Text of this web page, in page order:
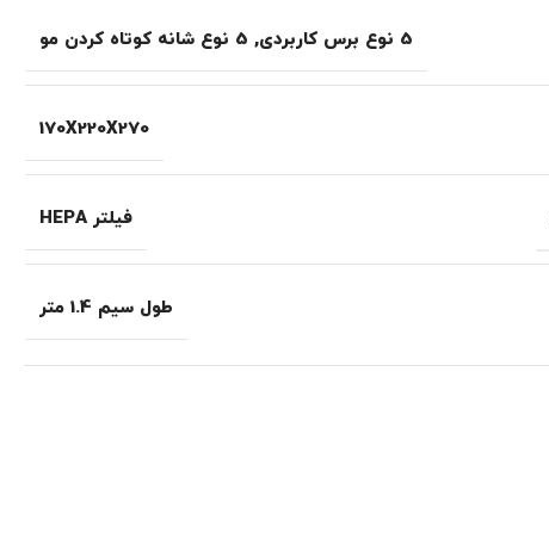
5 نوع برس کاربردی , 5 نوع شانه کوتاه کردن مو
170X220X270
فیلتر HEPA
طول سیم 1.4 متر